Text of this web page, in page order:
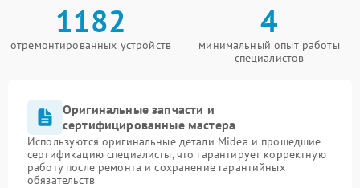
1182
отремонтированных устройств
4
минимальный опыт работы
специалистов
Оригинальные запчасти и
сертифицированные мастера
Используются оригинальные детали Midea и прошедшие
сертификацию специалисты, что гарантирует корректную
работу после ремонта и сохранение гарантийных
обязательств